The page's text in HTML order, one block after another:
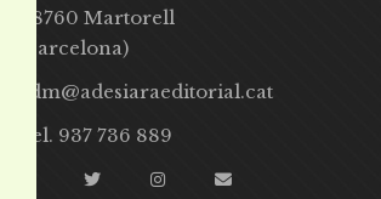
08760 Martorell
(Barcelona)
adm@adesiaraeditorial.cat
Tel. 937 736 889